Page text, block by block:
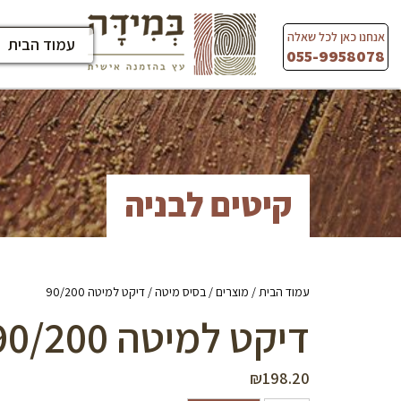
content
אנחנו כאן לכל שאלה
055-9958078
עמוד הבית
קיטים לבניה
עמוד הבית/ מוצרים/ בסיס מיטה/ דיקט למיטה 90/200
דיקט למיטה 90/200
₪198.20